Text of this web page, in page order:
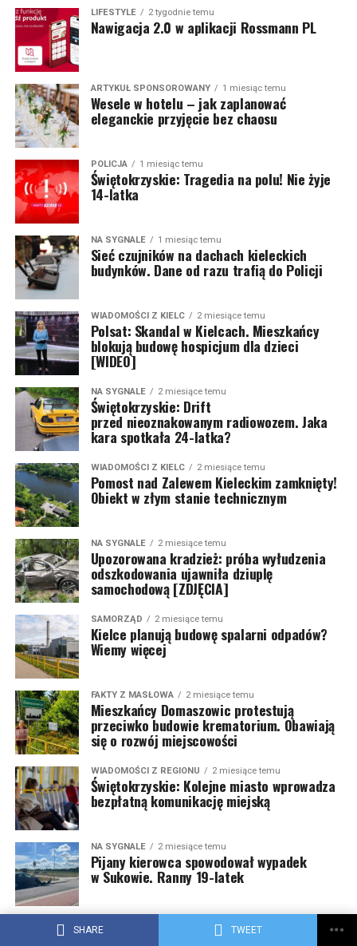
SHARE TWEET
LIFESTYLE 2 tygodnie temu
Nawigacja 2.0 w aplikacji Rossmann PL
ARTYKUŁ SPONSOROWANY 1 miesiąc temu
Wesele w hotelu – jak zaplanować
eleganckie przyjęcie bez chaosu
POLICJA 1 miesiąc temu
Świętokrzyskie: Tragedia na polu! Nie żyje
14-latka
NA SYGNALE 1 miesiąc temu
Sieć czujników na dachach kieleckich
budynków. Dane od razu trafią do Policji
WIADOMOŚCI Z KIELC 2 miesiące temu
Polsat: Skandal w Kielcach. Mieszkańcy
blokują budowę hospicjum dla dzieci
[WIDEO]
NA SYGNALE 2 miesiące temu
Świętokrzyskie: Drift
przed nieoznakowanym radiowozem. Jaka
kara spotkała 24-latka?
WIADOMOŚCI Z KIELC 2 miesiące temu
Pomost nad Zalewem Kieleckim zamknięty!
Obiekt w złym stanie technicznym
NA SYGNALE 2 miesiące temu
Upozorowana kradzież: próba wyłudzenia
odszkodowania ujawniła dziuplę
samochodową [ZDJĘCIA]
SAMORZĄD 2 miesiące temu
Kielce planują budowę spalarni odpadów?
Wiemy więcej
FAKTY Z MASŁOWA 2 miesiące temu
Mieszkańcy Domaszowic protestują
przeciwko budowie krematorium. Obawiają
się o rozwój miejscowości
WIADOMOŚCI Z REGIONU 2 miesiące temu
Świętokrzyskie: Kolejne miasto wprowadza
bezpłatną komunikację miejską
NA SYGNALE 2 miesiące temu
Pijany kierowca spowodował wypadek
w Sukowie. Ranny 19-latek
2 miesiące temu
Natalia Szroeder, Fukaj i Dżem: poznaj